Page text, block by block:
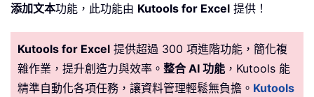
添加文本功能，此功能由 Kutools for Excel 提供！
Kutools for Excel 提供超過 300 項進階功能，簡化複
雜作業，提升創造力與效率。 整合 AI 功能 ，Kutools 能
精準自動化各項任務，讓資料管理輕鬆無負擔。 Kutools